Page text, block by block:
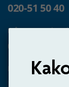
020-51 50 40
Frågor om
020-65 00 65
Kontakta oss